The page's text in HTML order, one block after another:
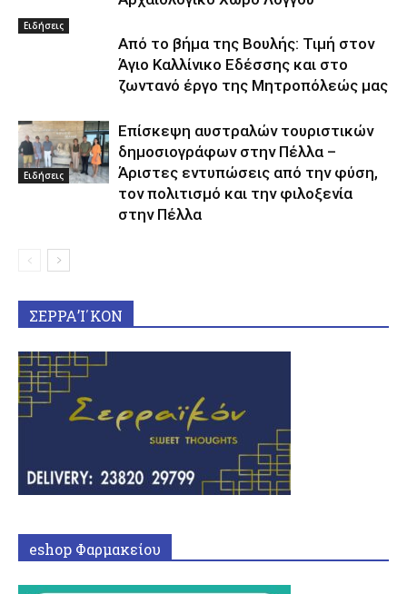
Ειδήσεις
Από το βήμα της Βουλής: Τιμή στον
Άγιο Καλλίνικο Εδέσσης και στο
ζωντανό έργο της Μητροπόλεώς μας
Ειδήσεις
Επίσκεψη αυστραλών τουριστικών
δημοσιογράφων στην Πέλλα –
Άριστες εντυπώσεις από την φύση,
τον πολιτισμό και την φιλοξενία
στην Πέλλα
ΣΕΡΡΑ’Ι΄ΚΟΝ
eshop Φαρμακείου